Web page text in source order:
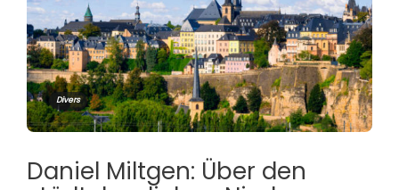
Divers
Daniel Miltgen: Über den